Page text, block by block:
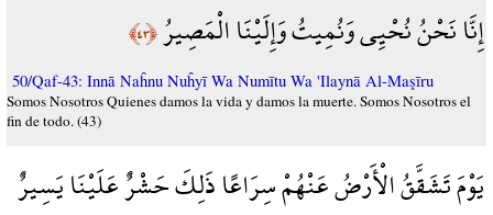
إِنَّا نَحْنُ نُحْيِي وَنُمِيتُ وَإِلَيْنَا الْمَصِيرُ﴿٤٣﴾
50/Qaf-43: Innā Naĥnu Nuĥyī Wa Numītu Wa 'Ilaynā Al-Maşīru
Somos Nosotros Quienes damos la vida y damos la muerte. Somos Nosotros el
fin de todo. (43)
يَوْمَ تَشَقَّقُ الْأَرْضُ عَنْهُمْ سِرَاعًا ذَلِكَ حَشْرٌ عَلَيْنَا يَسِيرٌ